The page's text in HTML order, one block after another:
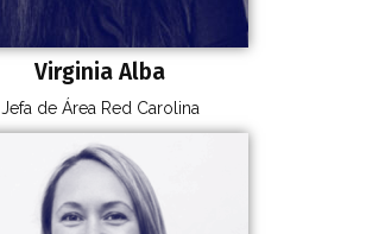
Virginia Alba
Jefa de Área Red Carolina